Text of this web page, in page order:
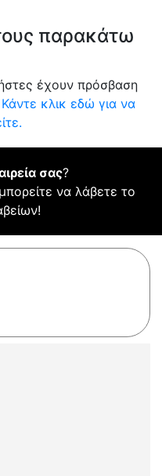
παρακάτω
έχουν πρόσβαση
Κάντε κλικ εδώ για να
σας?
να λάβετε το